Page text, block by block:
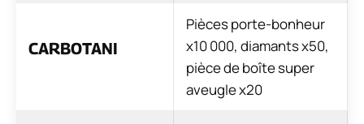
CARBOTANI
Pièces porte-bonheur
x10 000, diamants x50,
pièce de boîte super
aveugle x20